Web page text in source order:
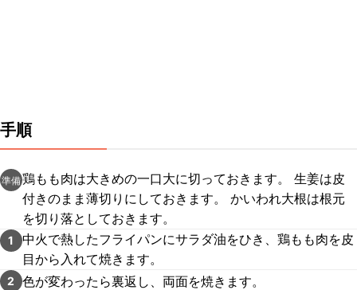
手順
準備鶏もも肉は大きめの一口大に切っておきます。 生姜は皮
付きのまま薄切りにしておきます。 かいわれ大根は根元
を切り落としておきます。
1
中火で熱したフライパンにサラダ油をひき、鶏もも肉を皮
目から入れて焼きます。
2 色が変わったら裏返し、両面を焼きます。